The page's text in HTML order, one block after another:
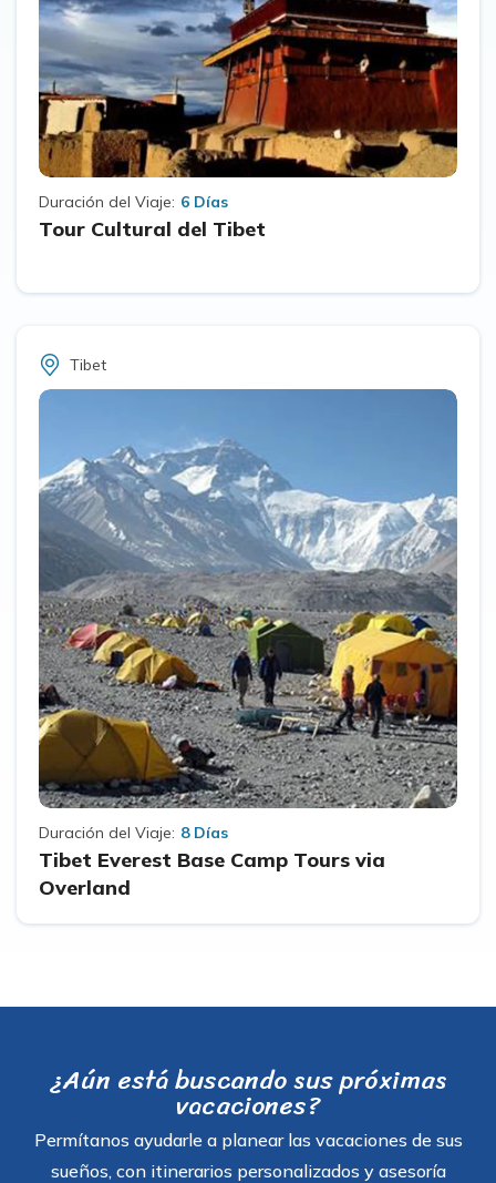
Duración del Viaje: 6 Días
Tour Cultural del Tibet
Tibet
Duración del Viaje: 8 Días
Tibet Everest Base Camp Tours via
Overland
¿Aún está buscando sus próximas
vacaciones?
Permítanos ayudarle a planear las vacaciones de sus
sueños, con itinerarios personalizados y asesoría